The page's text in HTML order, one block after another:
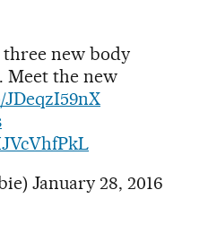
new body
Meet the new
January 28, 2016